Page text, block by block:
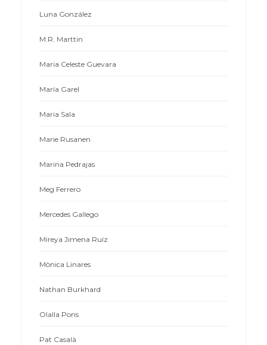
Luna González
M.R. Marttin
Maria Celeste Guevara
María Garel
Maria Sala
Marie Rusanen
Marina Pedrajas
Meg Ferrero
Mercedes Gallego
Mireya Jimena Ruíz
Mònica Linares
Nathan Burkhard
Olalla Pons
Pat Casalà